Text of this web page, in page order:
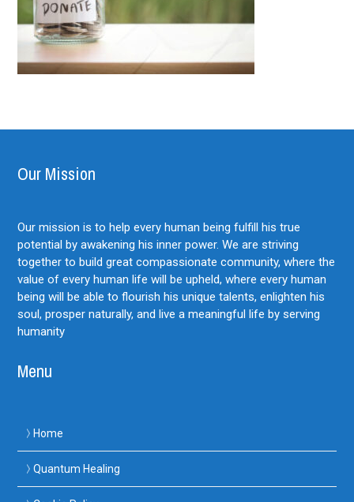
Our Mission
Our mission is to help every human being fulfill his true
potential by awakening his inner power. We are striving
together to build great compassionate community, where the
value of every human life will be upheld, where every human
being will be able to flourish his unique talents, enlighten his
soul, prosper naturally, and live a meaningful life by serving
humanity
Menu
Home
Quantum Healing